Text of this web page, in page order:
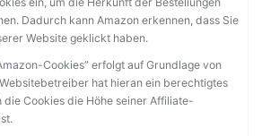
Dadurch kann Amazon erkennen, dass Sie
Website geklickt haben.
Cookies” erfolgt auf Grundlage von
hat hieran ein berechtigtes
die Cookies die Höhe seiner Affiliate-